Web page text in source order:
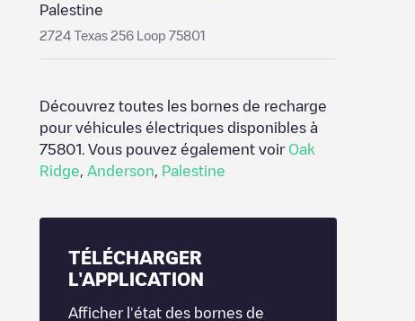
Palestine
2724 Texas 256 Loop 75801
Découvrez toutes les bornes de recharge
pour véhicules électriques disponibles à
75801 . Vous pouvez également voir Oak
Ridge
Anderson Palestine
TÉLÉCHARGER
L'APPLICATION
Afficher l'état des bornes de